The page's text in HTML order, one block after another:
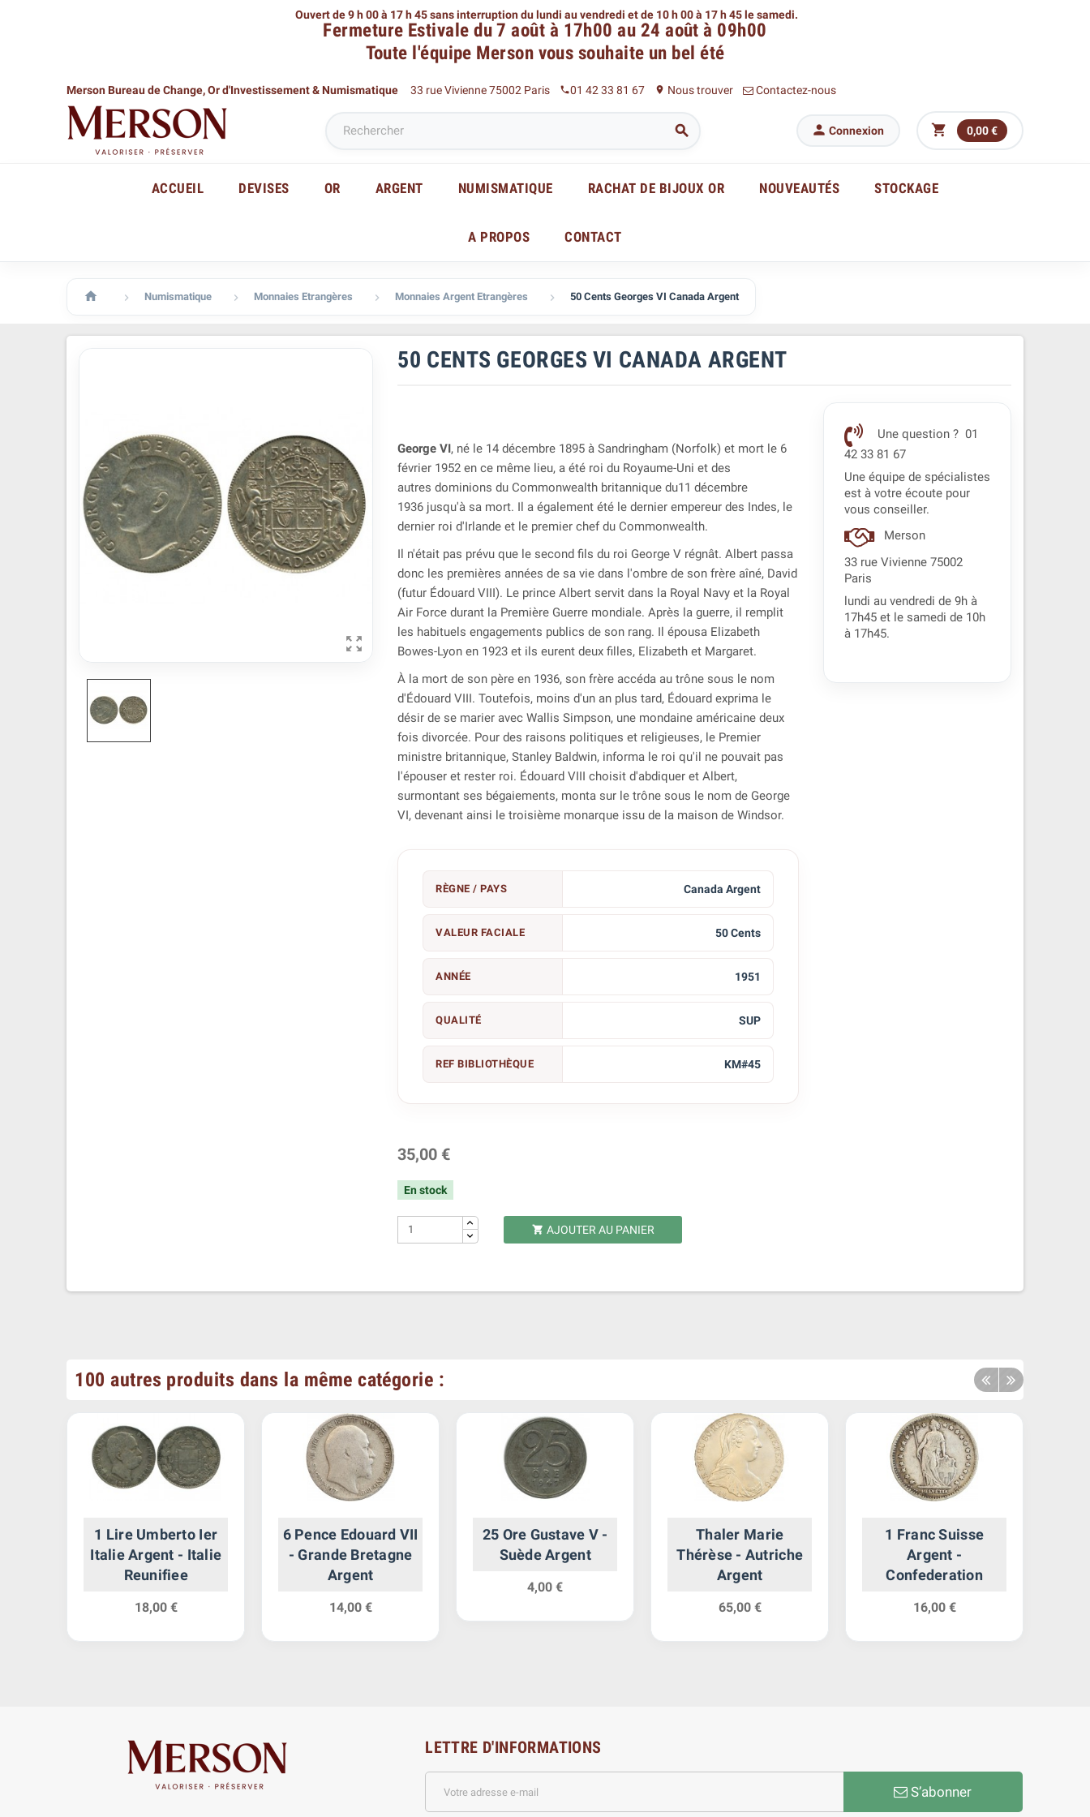
Ouvert de 9 h 00 à 17 h 45 sans interruption du lundi au vendredi et de 10 h 00 à 17 h 45 le samedi.
Fermeture Estivale du 7 août à 17h00 au 24 août à 09h00
Toute l'équipe Merson vous souhaite un bel été
Merson Bureau de Change, Or d'Investissement & Numismatique 33 rue Vivienne 75002 Paris phone01 42 33 81 67 place Nous trouver Contactez-nous
  Connexion  0,00 €
ACCUEIL DEVISES OR ARGENT NUMISMATIQUE RACHAT DE BIJOUX OR NOUVEAUTÉS STOCKAGE
A PROPOS CONTACT
  Numismatique  Monnaies Etrangères  Monnaies Argent Etrangères  50 Cents Georges VI Canada Argent

50 CENTS GEORGES VI CANADA ARGENT
George VI, né le 14 décembre 1895 à Sandringham (Norfolk) et mort le 6
février 1952 en ce même lieu, a été roi du Royaume-Uni et des
autres dominions du Commonwealth britannique du11 décembre
1936 jusqu'à sa mort. Il a également été le dernier empereur des Indes, le
dernier roi d'Irlande et le premier chef du Commonwealth.
Il n'était pas prévu que le second fils du roi George V régnât. Albert passa
donc les premières années de sa vie dans l'ombre de son frère aîné, David
(futur Édouard VIII). Le prince Albert servit dans la Royal Navy et la Royal
Air Force durant la Première Guerre mondiale. Après la guerre, il remplit
les habituels engagements publics de son rang. Il épousa Elizabeth
Bowes-Lyon en 1923 et ils eurent deux filles, Elizabeth et Margaret.
À la mort de son père en 1936, son frère accéda au trône sous le nom
d'Édouard VIII. Toutefois, moins d'un an plus tard, Édouard exprima le
désir de se marier avec Wallis Simpson, une mondaine américaine deux
fois divorcée. Pour des raisons politiques et religieuses, le Premier
ministre britannique, Stanley Baldwin, informa le roi qu'il ne pouvait pas
l'épouser et rester roi. Édouard VIII choisit d'abdiquer et Albert,
surmontant ses bégaiements, monta sur le trône sous le nom de George
VI, devenant ainsi le troisième monarque issu de la maison de Windsor.
RÈGNE / PAYS Canada Argent
VALEUR FACIALE 50 Cents
ANNÉE 1951
QUALITÉ SUP
REF BIBLIOTHÈQUE KM#45
35,00 €
En stock
 AJOUTER AU PANIER
Une question ? 01
42 33 81 67
Une équipe de spécialistes
est à votre écoute pour
vous conseiller.
Merson
33 rue Vivienne 75002
Paris
lundi au vendredi de 9h à
17h45 et le samedi de 10h
à 17h45.
100 autres produits dans la même catégorie :
1 Lire Umberto Ier
Italie Argent - Italie
Reunifiee
18,00 €
6 Pence Edouard VII
- Grande Bretagne
Argent
14,00 €
25 Ore Gustave V -
Suède Argent
4,00 €
Thaler Marie
Thérèse - Autriche
Argent
65,00 €
1 Franc Suisse
Argent -
Confederation
16,00 €
LETTRE D'INFORMATIONS
S’abonner